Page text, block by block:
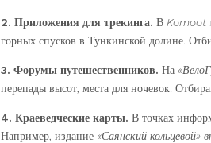
2. Приложения для трекинга. В Komoot
горных спусков в Тункинской долине.
3. Форумы путешественников. На
перепады высот, места для ночевок.
4. Краеведческие карты. В точках
Например, издание «Саянский кольцевой»